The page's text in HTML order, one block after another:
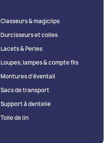
Classeurs & magiclips
Durcisseurs et colles
Lacets & Perles
Loupes, lampes & compte fils
Montures d'éventail
Sacs de transport
Support à dentelle
Toile de lin